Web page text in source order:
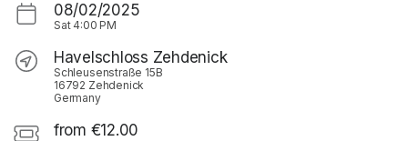
08/02/2025
Sat 4:00 PM
Havelschloss Zehdenick
Schleusenstraße 15B
16792 Zehdenick
Germany
from €12.00